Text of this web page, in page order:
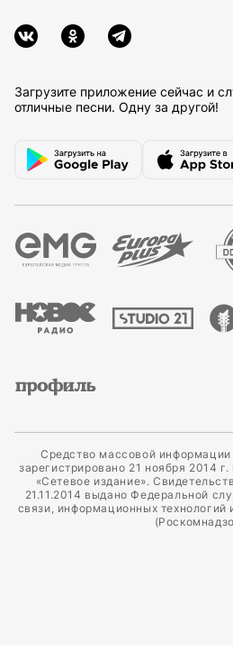
Загрузите приложение сейчас и
отличные песни. Одну за другой!
Средство массовой информации
зарегистрировано 21 ноября 2014
«Сетевое издание».
21.11.2014 выдано Федеральной
связи, информационных